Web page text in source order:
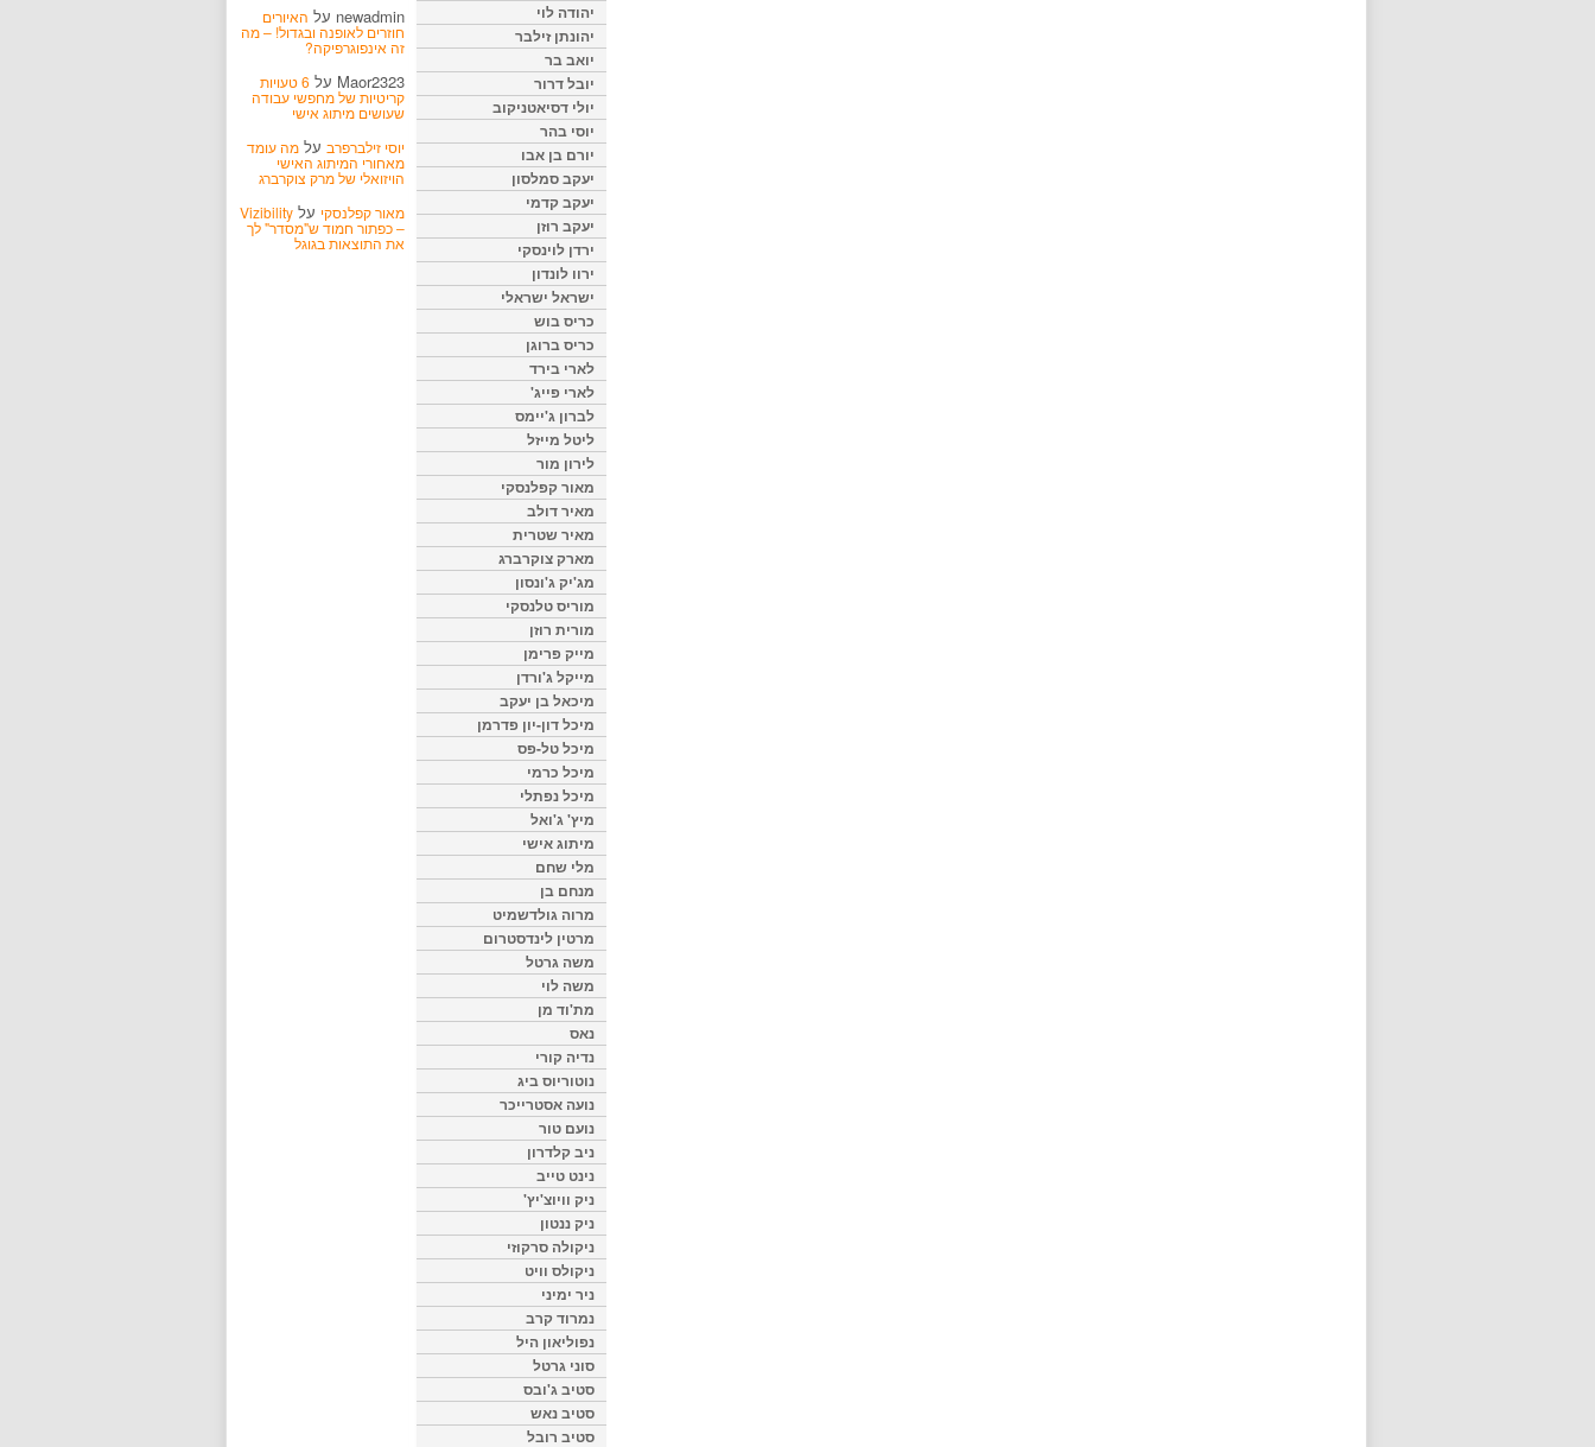
newadmin על האיורים
חוזרים לאופנה ובגדול! – מה
זה אינפוגרפיקה?
Maor2323 על 6 טעויות
קריטיות של מחפשי עבודה
שעושים מיתוג אישי
יוסי זילברפרב על מה עומד
מאחורי המיתוג האישי
הויזואלי של מרק צוקרברג
מאור קפלנסקי על Vizibility
– כפתור חמוד ש"מסדר" לך
את התוצאות בגוגל
יהודה לוי
יהונתן זילבר
יואב בר
יובל דרור
יולי דסיאטניקוב
יוסי בהר
יורם בן אבו
יעקב סמלסון
יעקב קדמי
יעקב רוזן
ירדן לוינסקי
ירוו לונדון
ישראל ישראלי
כריס בוש
כריס ברוגן
לארי בירד
לארי פייג'
לברון ג'יימס
ליטל מייזל
לירון מור
מאור קפלנסקי
מאיר דולב
מאיר שטרית
מארק צוקרברג
מג'יק ג'ונסון
מוריס טלנסקי
מורית רוזן
מייק פרימן
מייקל ג'ורדן
מיכאל בן יעקב
מיכל דון-יון פדרמן
מיכל טל-פס
מיכל כרמי
מיכל נפתלי
מיץ' ג'ואל
מיתוג אישי
מלי שחם
מנחם בן
מרוה גולדשמיט
מרטין לינדסטרום
משה גרטל
משה לוי
מת'וד מן
נאס
נדיה קורי
נוטוריוס ביג
נועה אסטרייכר
נועם טור
ניב קלדרון
נינט טייב
ניק וויוצ'יץ'
ניק ננטון
ניקולה סרקוזי
ניקולס וויט
ניר ימיני
נמרוד קרב
נפוליאון היל
סוני גרטל
סטיב ג'ובס
סטיב נאש
סטיב רובל